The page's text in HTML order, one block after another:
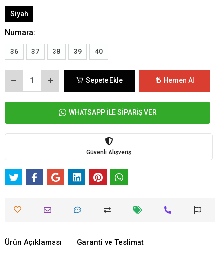
Siyah
Numara:
36 37 38 39 40
Sepete Ekle Hemen Al
WHATSAPP İLE SİPARİŞ VER
Güvenli Alışveriş
Ürün Açıklaması Garanti ve Teslimat